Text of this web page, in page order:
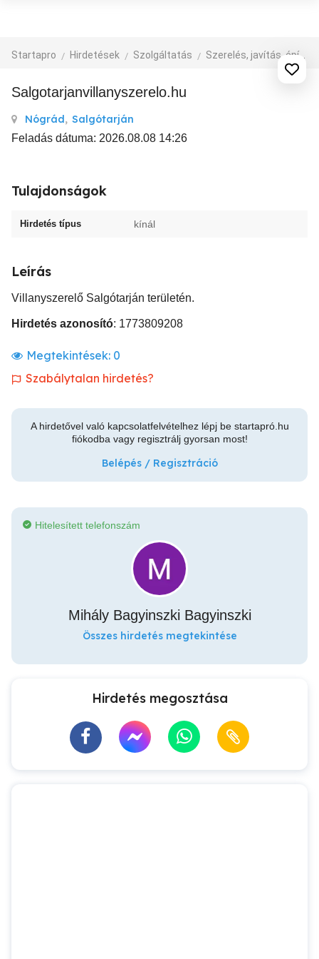
Startapro Hirdetések Szolgáltatás Szerelés, javítás, építkezés
salgotarjanvillanyszerelo.hu
Nógrád, Salgótarján
Feladás dátuma: 2026.08.08 14:26
Tulajdonságok
Hirdetés típus kínál
Leírás
Villanyszerelő Salgótarján területén.
Hirdetés azonosító: 1773809208
Megtekintések: 0
Szabálytalan hirdetés?
A hirdetővel való kapcsolatfelvételhez lépj be startapró.hu
fiókodba vagy regisztrálj gyorsan most!
Belépés / Regisztráció
Hitelesített telefonszám
Mihály Bagyinszki Bagyinszki
Összes hirdetés megtekintése
Hirdetés megosztása